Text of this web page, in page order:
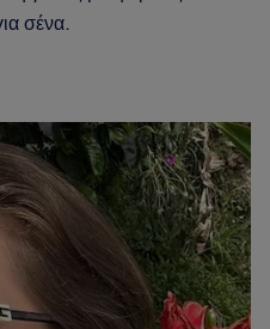
σένα.